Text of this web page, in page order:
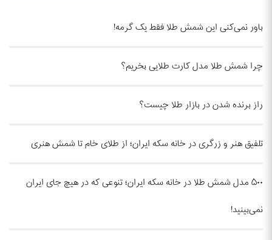
باور نمی‌کنی این شمش طلا فقط یک گرمه!
چرا شمش طلا مدل کارت طلایی بخریم؟
راز برنده شدن در بازار طلا چیست؟
تلفیق هنر و زرگری در خانه سکه ایران؛ از طلای خام تا شمش هنری
۵۰۰ مدل شمش طلا در خانه سکه ایران؛ تنوعی که در هیچ جای ایران
نمی‌بینید!